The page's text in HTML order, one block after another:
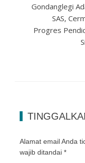
Gondanglegi
SAS,
Progres
Alamat email Anda
wajib ditandai *